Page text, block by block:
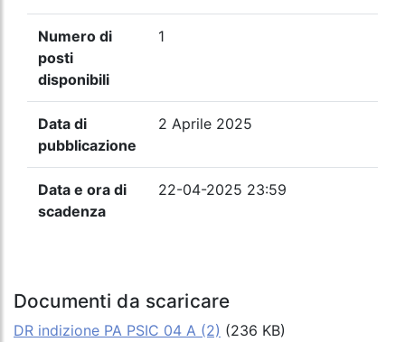
Numero di
posti
disponibili
1
Data di
pubblicazione
2 Aprile 2025
Data e ora di
scadenza
22-04-2025 23:59
Documenti da scaricare
DR indizione PA PSIC 04 A (2) (236 KB)